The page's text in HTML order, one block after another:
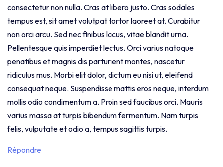
consectetur non nulla. Cras at libero justo. Cras sodales
tempus est, sit amet volutpat tortor laoreet at. Curabitur
non orci arcu. Sed nec finibus lacus, vitae blandit urna.
Pellentesque quis imperdiet lectus. Orci varius natoque
penatibus et magnis dis parturient montes, nascetur
ridiculus mus. Morbi elit dolor, dictum eu nisi ut, eleifend
consequat neque. Suspendisse mattis eros neque, interdum
mollis odio condimentum a. Proin sed faucibus orci. Mauris
varius massa at turpis bibendum fermentum. Nam turpis
felis, vulputate et odio a, tempus sagittis turpis.
Répondre